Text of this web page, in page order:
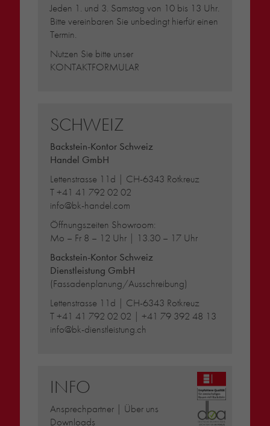
Jeden 1. und 3. Samstag von 10 bis 13 Uhr.
Bitte vereinbaren Sie unbedingt hierfür einen
Termin.
Nutzen Sie bitte unser
KONTAKTFORMULAR
SCHWEIZ
Backstein-Kontor Schweiz
Handel GmbH
Lettenstrasse 11d | CH-6343 Rotkreuz
T+41 41 792 02 02
info@bk-handel.com
Öffnungszeiten Showroom:
Mo – Fr 8 – 12 Uhr | 13.30 – 17 Uhr
Backstein-Kontor Schweiz
Dienstleistung GmbH
(Fassadenplanung/Ausschreibung)
Lettenstrasse 11d | CH-6343 Rotkreuz
T+41 41 792 02 02 |+41 79 392 48 13
info@bk-dienstleistung.ch
INFO
Ansprechpartner | Über uns
Downloads